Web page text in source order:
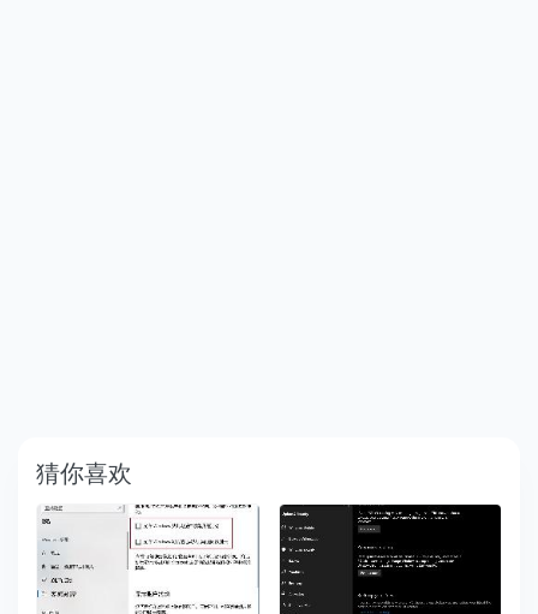
猜你喜欢